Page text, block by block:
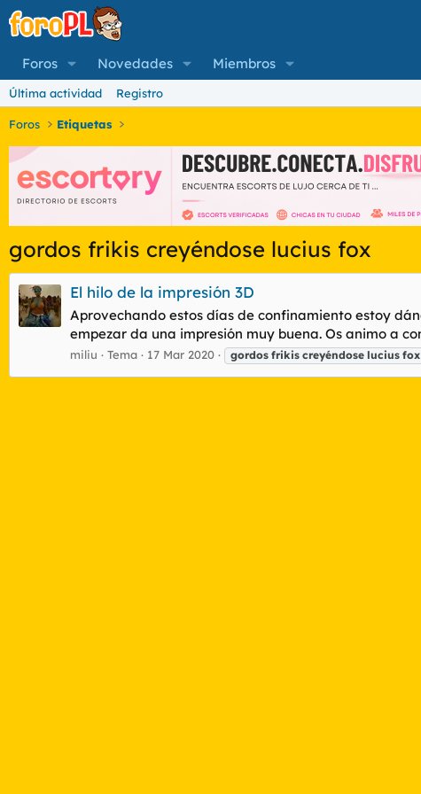
Foros Novedades Miembros
Última actividad Registro
Foros Etiquetas
gordos frikis creyéndose lucius fox
El hilo de la impresión 3D
Aprovechando estos días de confinamiento estoy
empezar da una impresión muy buena. Os animo a
miliu Tema 17 Mar 2020 gordos frikis creyéndose lucius fox